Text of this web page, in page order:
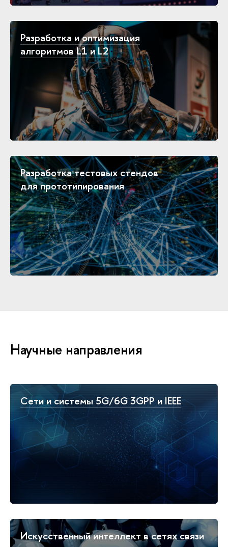
Разработка и оптимизация
алгоритмов L1 и L2
Разработка тестовых стендов
для прототипирования
Научные направления
Сети и системы 5G/6G 3GPP и IEEE
Искусственный интеллект в сетях связи